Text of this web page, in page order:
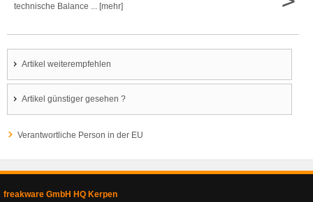
technische Balance ... [mehr]
Artikel weiterempfehlen
Artikel günstiger gesehen ?
Verantwortliche Person in der EU
freakware GmbH HQ Kerpen